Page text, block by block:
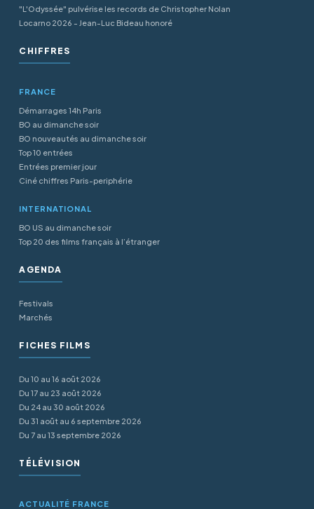
"L'Odyssée" pulvérise les records de Christopher Nolan
Locarno 2026 - Jean-Luc Bideau honoré
CHIFFRES
FRANCE
Démarrages 14h Paris
BO au dimanche soir
BO nouveautés au dimanche soir
Top 10 entrées
Entrées premier jour
Ciné chiffres Paris-periphérie
INTERNATIONAL
BO US au dimanche soir
Top 20 des films français à l’étranger
AGENDA
Festivals
Marchés
FICHES FILMS
Du 10 au 16 août 2026
Du 17 au 23 août 2026
Du 24 au 30 août 2026
Du 31 août au 6 septembre 2026
Du 7 au 13 septembre 2026
TÉLÉVISION
ACTUALITÉ FRANCE